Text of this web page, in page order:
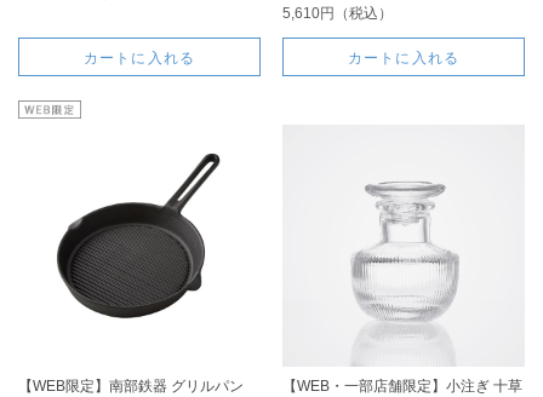
カートに入れる
5,610円（税込）
カートに入れる
【WEB限定】南部鉄器 グリルパン
【WEB・一部店舗限定】小注ぎ 十草